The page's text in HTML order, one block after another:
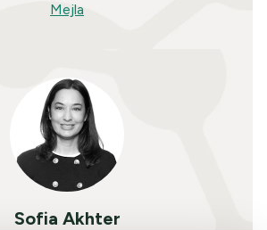
Mejla
Sofia Akhter